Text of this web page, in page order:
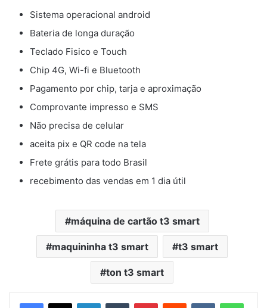
Sistema operacional android
Bateria de longa duração
Teclado Fisico e Touch
Chip 4G, Wi-fi e Bluetooth
Pagamento por chip, tarja e aproximação
Comprovante impresso e SMS
Não precisa de celular
aceita pix e QR code na tela
Frete grátis para todo Brasil
recebimento das vendas em 1 dia útil
máquina de cartão t3 smart
maquininha t3 smart t3 smart
ton t3 smart
LinkedinTumblr PinterestReddit VK